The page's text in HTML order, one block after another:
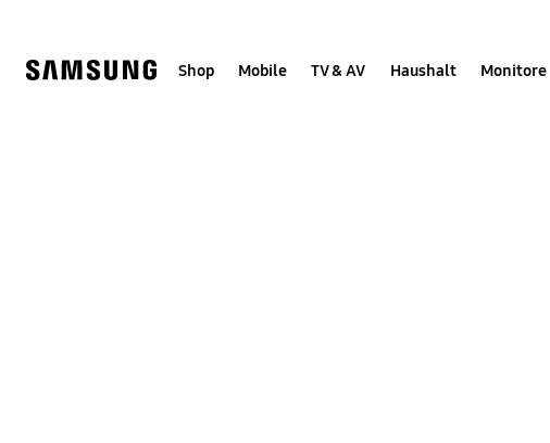
help
Shop Mobile TV & AV Haushalt Monitore